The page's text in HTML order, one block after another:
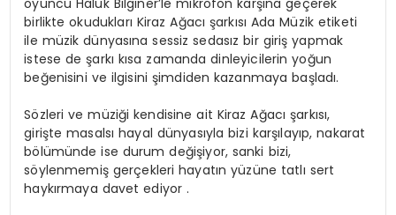
birlikte okudukları Kiraz Ağacı şarkısı Ada Müzik etiketi
ile müzik dünyasına sessiz sedasız bir giriş yapmak
istese de şarkı kısa zamanda dinleyicilerin yoğun
beğenisini ve ilgisini şimdiden kazanmaya başladı.
Sözleri ve müziği kendisine ait Kiraz Ağacı şarkısı,
girişte masalsı hayal dünyasıyla bizi karşılayıp, nakarat
bölümünde ise durum değişiyor, sanki bizi,
söylenmemiş gerçekleri hayatın yüzüne tatlı sert
haykırmaya davet ediyor .